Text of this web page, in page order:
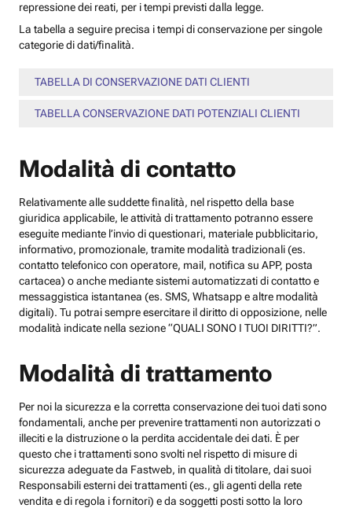
repressione dei reati, per i tempi previsti dalla legge.
La tabella a seguire precisa i tempi di conservazione per singole
categorie di dati/finalità.
TABELLA DI CONSERVAZIONE DATI CLIENTI
TABELLA CONSERVAZIONE DATI POTENZIALI CLIENTI
Modalità di contatto
Relativamente alle suddette finalità, nel rispetto della base
giuridica applicabile, le attività di trattamento potranno essere
eseguite mediante l’invio di questionari, materiale pubblicitario,
informativo, promozionale, tramite modalità tradizionali (es.
contatto telefonico con operatore, mail, notifica su APP, posta
cartacea) o anche mediante sistemi automatizzati di contatto e
messaggistica istantanea (es. SMS, Whatsapp e altre modalità
digitali). Tu potrai sempre esercitare il diritto di opposizione, nelle
modalità indicate nella sezione “QUALI SONO I TUOI DIRITTI?”.
Modalità di trattamento
Per noi la sicurezza e la corretta conservazione dei tuoi dati sono
fondamentali, anche per prevenire trattamenti non autorizzati o
illeciti e la distruzione o la perdita accidentale dei dati. È per
questo che i trattamenti sono svolti nel rispetto di misure di
sicurezza adeguate da Fastweb, in qualità di titolare, dai suoi
Responsabili esterni dei trattamenti (es., gli agenti della rete
vendita e di regola i fornitori) e da soggetti posti sotto la loro